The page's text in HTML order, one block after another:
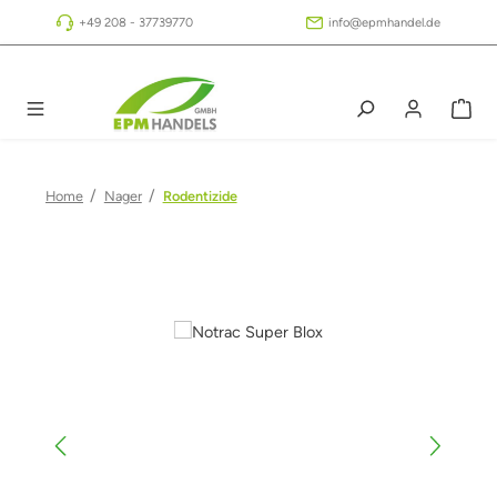
Zum Hauptinhalt springen
+49 208 - 37739770 info@epmhandel.de
Home / Nager / Rodentizide
Bildergalerie überspringen